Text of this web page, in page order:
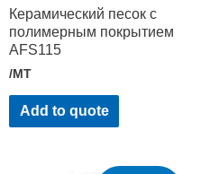
Керамический песок с
полимерным покрытием
AFS115
/MT
Add to quote